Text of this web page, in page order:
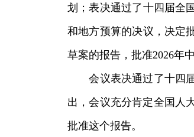
划；表决通过了十四届全
和地方预算的决议，决定
草案的报告，批准2026年
会议表决通过了十四届
出，会议充分肯定全国人
批准这个报告。